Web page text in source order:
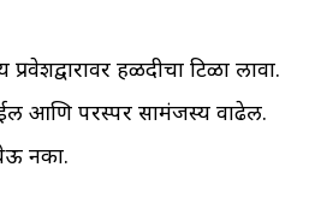
हळदीचा टिळा लावा.
आणि परस्पर सामंजस्य वाढेल.
नका.